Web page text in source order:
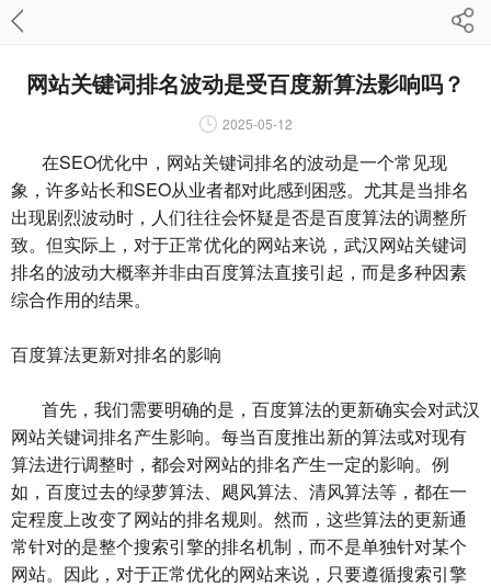
网站关键词排名波动是受百度新算法影响吗？
2025-05-12
在SEO优化中，网站关键词排名的波动是一个常见现
象，许多站长和SEO从业者都对此感到困惑。尤其是当排名
出现剧烈波动时，人们往往会怀疑是否是百度算法的调整所
致。但实际上，对于正常优化的网站来说，武汉网站关键词
排名的波动大概率并非由百度算法直接引起，而是多种因素
综合作用的结果。
百度算法更新对排名的影响
首先，我们需要明确的是，百度算法的更新确实会对武汉
网站关键词排名产生影响。每当百度推出新的算法或对现有
算法进行调整时，都会对网站的排名产生一定的影响。例
如，百度过去的绿萝算法、飓风算法、清风算法等，都在一
定程度上改变了网站的排名规则。然而，这些算法的更新通
常针对的是整个搜索引擎的排名机制，而不是单独针对某个
网站。因此，对于正常优化的网站来说，只要遵循搜索引擎